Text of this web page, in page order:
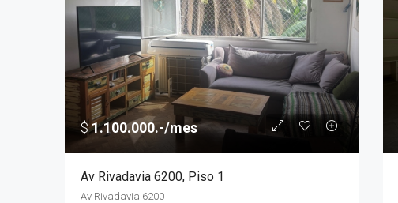
$1.100.000.-/mes
Av Rivadavia 6200, Piso 1
Av Rivadavia 6200